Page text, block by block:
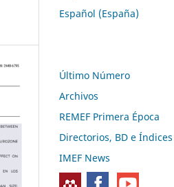
Español (España)
Último Número
Archivos
REMEF Primera Época
Directorios, BD e Índices
IMEF News